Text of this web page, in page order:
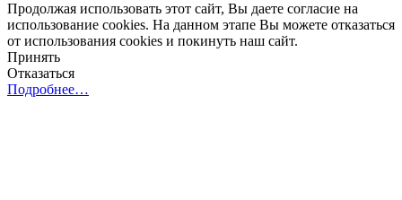
Продолжая использовать этот сайт, Вы даете согласие на
использование cookies. На данном этапе Вы можете отказаться
от использования cookies и покинуть наш сайт.
Принять
Отказаться
Подробнее…